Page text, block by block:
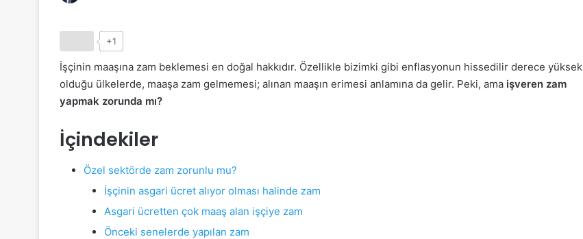
+1
İşçinin maaşına zam beklemesi en doğal hakkıdır. Özellikle bizimki gibi enflasyonun hissedilir derece yüksek
olduğu ülkelerde, maaşa zam gelmemesi; alınan maaşın erimesi anlamına da gelir. Peki, ama işveren zam
yapmak zorunda mı?
İçindekiler
Özel sektörde zam zorunlu mu?
İşçinin asgari ücret alıyor olması halinde zam
Asgari ücretten çok maaş alan işçiye zam
Önceki senelerde yapılan zam